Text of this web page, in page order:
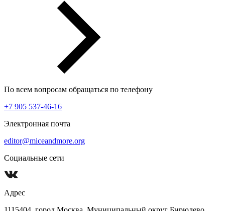
По всем вопросам обращаться по телефону
+7 905 537-46-16
Электронная почта
editor@miceandmore.org
Социальные сети
Адрес